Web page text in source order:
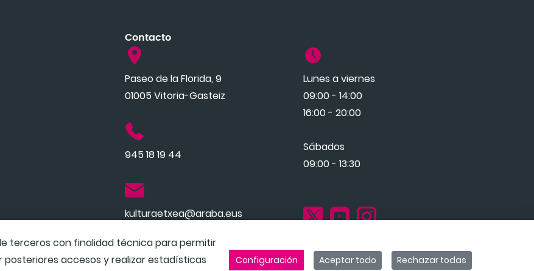
Contacto
Paseo de la Florida, 9
01005 Vitoria-Gasteiz
945 18 19 44
kulturaetxea@araba.eus
Lunes a viernes
09:00 - 14:00
16:00 - 20:00
Sábados
09:00 - 13:30
terceros con finalidad técnica para permitir
accesos y realizar estadísticas
Configuración Aceptar todo Rechazar todas